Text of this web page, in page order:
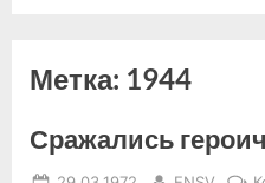
Метка: 1944
Сражались